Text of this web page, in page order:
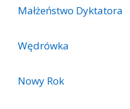
Małżeństwo Dyktatora
Wędrówka
Nowy Rok